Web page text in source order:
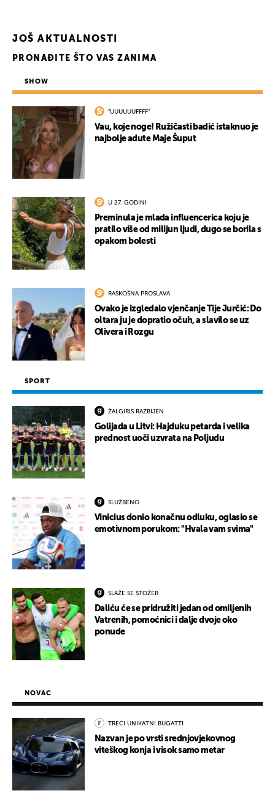
JOŠ AKTUALNOSTI
PRONAĐITE ŠTO VAS ZANIMA
SHOW
"UUUUUUFFFF"
Vau, koje noge! Ružičasti badić istaknuo je
najbolje adute Maje Šuput
U 27. GODINI
Preminula je mlada influencerica koju je
pratilo više od milijun ljudi, dugo se borila s
opakom bolesti
RASKOŠNA PROSLAVA
Ovako je izgledalo vjenčanje Tije Jurčić: Do
oltara ju je dopratio očuh, a slavilo se uz
Olivera i Rozgu
SPORT
ŽALGIRIS RAZBIJEN
Golijada u Litvi: Hajduku petarda i velika
prednost uoči uzvrata na Poljudu
SLUŽBENO
Vinicius donio konačnu odluku, oglasio se
emotivnom porukom: "Hvala vam svima"
SLAŽE SE STOŽER
Daliću će se pridružiti jedan od omiljenih
Vatrenih, pomoćnici i dalje dvoje oko
ponude
NOVAC
TREĆI UNIKATNI BUGATTI
Nazvan je po vrsti srednjovjekovnog
viteškog konja i visok samo metar